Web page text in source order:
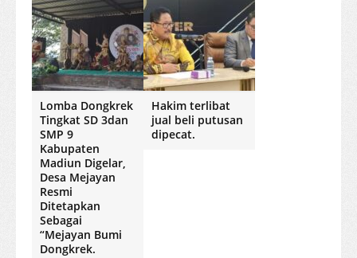
Lomba Dongkrek
Tingkat SD 3dan
SMP 9
Kabupaten
Madiun Digelar,
Desa Mejayan
Resmi
Ditetapkan
Sebagai
“Mejayan Bumi
Dongkrek.
Hakim terlibat
jual beli putusan
dipecat.